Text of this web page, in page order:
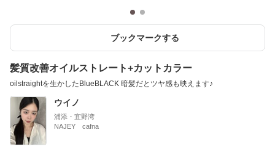
ブックマークする
髪質改善オイルストレート+カットカラー
oilstraightを生かしたBlueBLACK 暗髪だとツヤ感も映えます♪
ウイノ
浦添・宜野湾
NAJEY cafna